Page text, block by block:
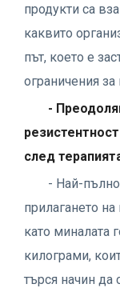
продукти са
каквито
път, което е
ограничения
-
след
- Най-
прилагането
като миналата
килограми,
търся начин да